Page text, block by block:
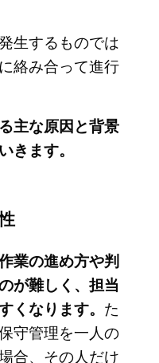
生するものでは
絡み合って進行
主な原因と背景
きます。
業の進め方や判
が難しく、担当
くなります。 た
守管理を一人の
合、その人だけ